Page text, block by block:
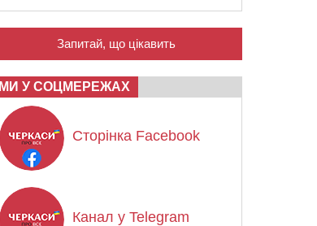
Запитай, що цікавить
МИ У СОЦМЕРЕЖАХ
Сторінка Facebook
Канал у Telegram